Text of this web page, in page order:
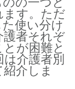
ます。ただ
使い分け
護者それぞ
が困難と
介護者別
介しま